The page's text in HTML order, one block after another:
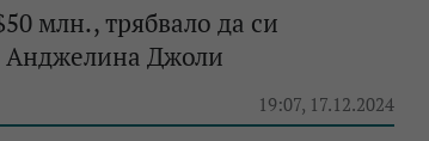
млн., трябвало да си
Анджелина Джоли
19:07, 17.12.2024